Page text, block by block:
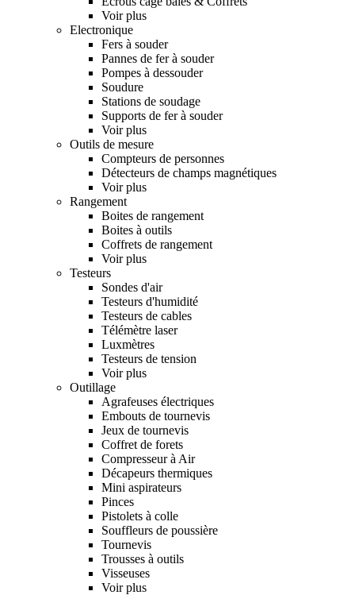
Voir plus
Electronique
Fers à souder
Pannes de fer à souder
Pompes à dessouder
Soudure
Stations de soudage
Supports de fer à souder
Voir plus
Outils de mesure
Compteurs de personnes
Détecteurs de champs magnétiques
Voir plus
Rangement
Boites de rangement
Boites à outils
Coffrets de rangement
Voir plus
Testeurs
Sondes d'air
Testeurs d'humidité
Testeurs de cables
Télémètre laser
Luxmètres
Testeurs de tension
Voir plus
Outillage
Agrafeuses électriques
Embouts de tournevis
Jeux de tournevis
Coffret de forets
Compresseur à Air
Décapeurs thermiques
Mini aspirateurs
Pinces
Pistolets à colle
Souffleurs de poussière
Tournevis
Trousses à outils
Visseuses
Voir plus